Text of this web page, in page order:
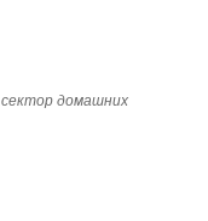
домашних